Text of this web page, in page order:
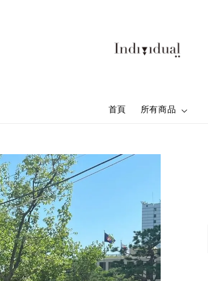
首頁 所有商品